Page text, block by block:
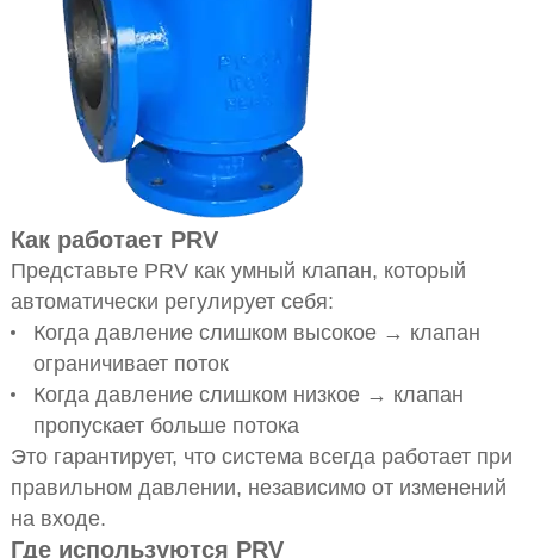
Как работает PRV
Представьте PRV как умный клапан, который
автоматически регулирует себя:
Когда давление слишком высокое → клапан
ограничивает поток
Когда давление слишком низкое → клапан
пропускает больше потока
Это гарантирует, что система всегда работает при
правильном давлении, независимо от изменений
на входе.
Где используются PRV